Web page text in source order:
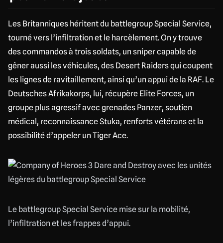
Les Britanniques héritent du battlegroup Special Service,
tourné vers l’infiltration et le harcèlement. On y trouve
des commandos à trois soldats, un sniper capable de
gêner aussi les véhicules, des Desert Raiders qui coupent
les lignes de ravitaillement, ainsi qu’un appui de la RAF. Le
Deutsches Afrikakorps, lui, récupère Elite Forces, un
groupe plus agressif avec grenades Panzer, soutien
médical, reconnaissance Stuka, renforts vétérans et la
possibilité d’appeler un Tiger Ace.
Le battlegroup Special Service mise sur la mobilité,
l’infiltration et les frappes d’appui.